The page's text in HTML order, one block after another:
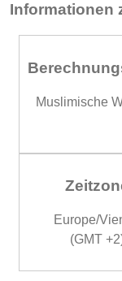
Informationen
Muslimische
Europe/
(GMT